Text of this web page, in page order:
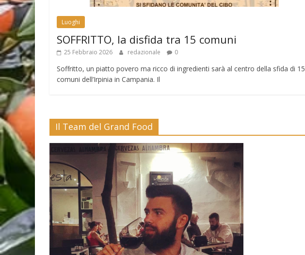
Luoghi
SOFFRITTO, la disfida tra 15 comuni
25 Febbraio 2026 redazionale 0
Soffritto, un piatto povero ma ricco di ingredienti sarà al centro della sfida di 15
comuni dell’Irpinia in Campania. Il
Il Team del Grand Food